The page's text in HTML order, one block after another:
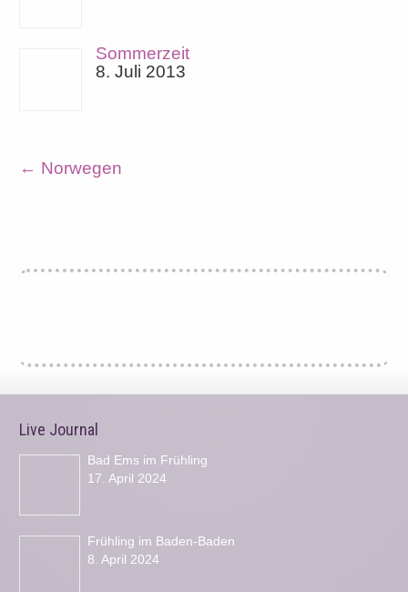
Sommerzeit
8. Juli 2013
← Norwegen
Live Journal
Bad Ems im Frühling
17. April 2024
Frühling im Baden-Baden
8. April 2024